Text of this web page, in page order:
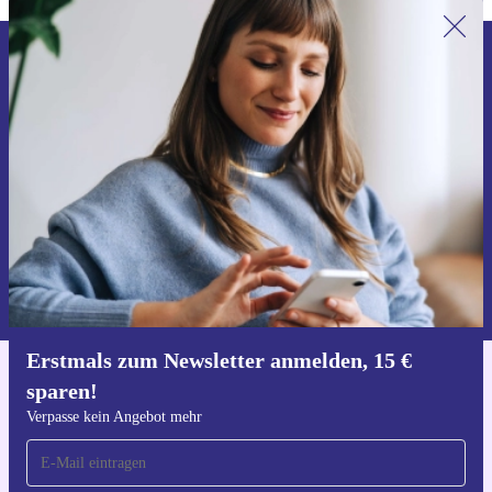
Erstmals zum Newsletter anmelden, 15 €
sparen!
Verpasse kein Angebot mehr
Erstmals zum Newsletter anmelden,
15 € sparen!
Verpasse kein Angebot mehr.
Gutschein anfordern
Informationen über die Verwendung personenbezogener Daten findest
du in unsererDatenschutzerklärung.
Für iOS und Android